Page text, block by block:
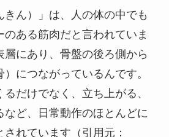
きん）」は、人の体の中でも
ある筋肉だと言われていま
にあり、骨盤の後ろ側から
につながっているんです。
だけでなく、立ち上がる、
など、日常動作のほとんどに
れています（引用元：